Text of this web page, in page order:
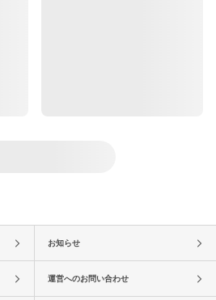
お知らせ
運営へのお問い合わせ